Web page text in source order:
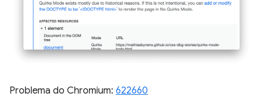
Problema do Chromium: 622660